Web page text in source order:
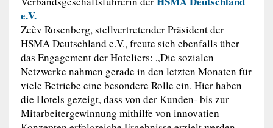
e.V.
Zeèv Rosenberg, stellvertretender Präsident der
HSMA Deutschland e.V., freute sich ebenfalls über
das Engagement der Hoteliers: „Die sozialen
Netzwerke nahmen gerade in den letzten Monaten für
viele Betriebe eine besondere Rolle ein. Hier haben
die Hotels gezeigt, dass von der Kunden- bis zur
Mitarbeitergewinnung mithilfe von innovatien